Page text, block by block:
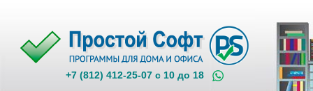
+7 (812) 412-25-07 c 10 до 18